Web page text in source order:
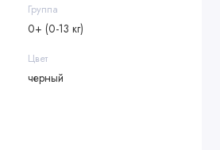
Группа
0+ (0-13 кг)
Цвет
черный